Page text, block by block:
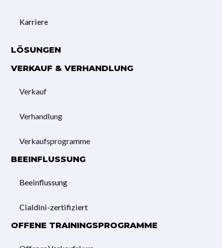
Karriere
LÖSUNGEN
VERKAUF & VERHANDLUNG
Verkauf
Verhandlung
Verkaufsprogramme
BEEINFLUSSUNG
Beeinflussung
Cialdini-zertifiziert
OFFENE TRAININGSPROGRAMME